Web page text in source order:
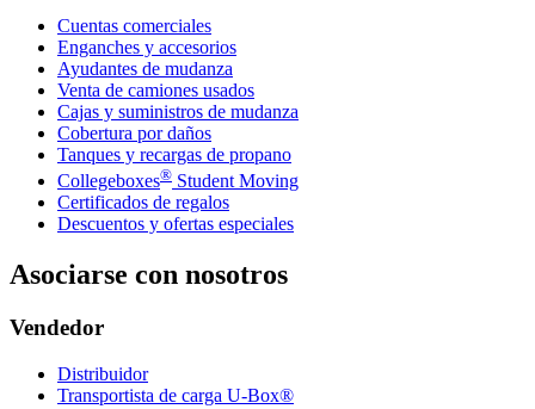
Cuentas comerciales
Enganches y accesorios
Ayudantes de mudanza
Venta de camiones usados
Cajas y suministros de mudanza
Cobertura por daños
Tanques y recargas de propano
Collegeboxes® Student Moving
Certificados de regalos
Descuentos y ofertas especiales
Asociarse con nosotros
Vendedor
Distribuidor
Transportista de carga U-Box®